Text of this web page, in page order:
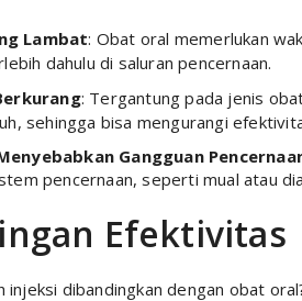
Lambat: Obat oral memerlukan
dahulu di saluran pencernaan.
: Tergantung pada jenis
sehingga bisa mengurangi
Gangguan
pencernaan, seperti mual atau
Efektivitas
injeksi dibandingkan dengan obat